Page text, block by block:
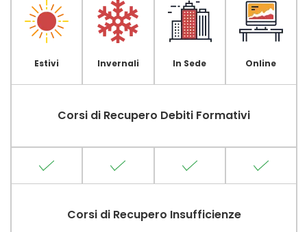
Estivi Invernali In Sede Online
Corsi di Recupero Debiti Formativi
Corsi di Recupero Insufficienze